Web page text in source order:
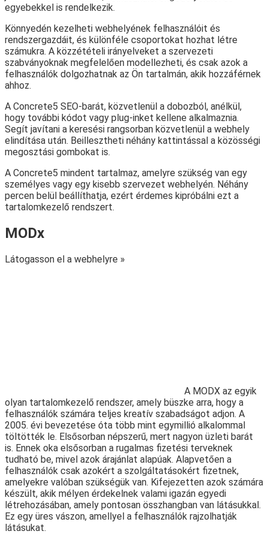
egyebekkel is rendelkezik.
Könnyedén kezelheti webhelyének felhasználóit és
rendszergazdáit, és különféle csoportokat hozhat létre
számukra. A közzétételi irányelveket a szervezeti
szabványoknak megfelelően modellezheti, és csak azok a
felhasználók dolgozhatnak az Ön tartalmán, akik hozzáférnek
ahhoz.
A Concrete5 SEO-barát, közvetlenül a dobozból, anélkül,
hogy további kódot vagy plug-inket kellene alkalmaznia.
Segít javítani a keresési rangsorban közvetlenül a webhely
elindítása után. Beillesztheti néhány kattintással a közösségi
megosztási gombokat is.
A Concrete5 mindent tartalmaz, amelyre szükség van egy
személyes vagy egy kisebb szervezet webhelyén. Néhány
percen belül beállíthatja, ezért érdemes kipróbálni ezt a
tartalomkezelő rendszert.
MODx
Látogasson el a webhelyre »
A MODX az egyik
olyan tartalomkezelő rendszer, amely büszke arra, hogy a
felhasználók számára teljes kreatív szabadságot adjon. A
2005. évi bevezetése óta több mint egymillió alkalommal
töltötték le. Elsősorban népszerű, mert nagyon üzleti barát
is. Ennek oka elsősorban a rugalmas fizetési terveknek
tudható be, mivel azok árajánlat alapúak. Alapvetően a
felhasználók csak azokért a szolgáltatásokért fizetnek,
amelyekre valóban szükségük van. Kifejezetten azok számára
készült, akik mélyen érdekelnek valami igazán egyedi
létrehozásában, amely pontosan összhangban van látásukkal.
Ez egy üres vászon, amellyel a felhasználók rajzolhatják
látásukat.